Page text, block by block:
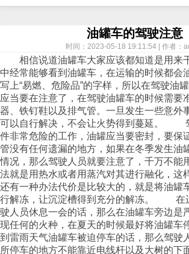
油罐车的驾驶注意
时间：2023-05-18 19:11:54 | 作者：
相信说道油罐车大家应该都知道是用来干嘛的，在日常生活中经常能够看到油罐车，在运输的时候都会油罐车车身上面都会写上“易燃、危险品”的字样，所以在驾驶油罐车的驾驶人员们也应当要在注意了，在驾驶油罐车的时候需要准备三样物品，灭火器、铁钉鞋以及排气管。一旦发生一些意外事故的时候驾驶人员可以自行解决，不会让火势得到蔓延。 驾驶油罐车也是一件非常危险的工作，油罐应当要密封，要保证放油阀门以及放油管没有任何遗漏的地方，如果在冬季发生油罐车的沉淀槽冻结的情况，那么驾驶人员就要注意了，千万不能用火烤，最适当的办法就是用热水或者用蒸汽对其进行融化，这样的效果是最好的，还有一种办法代价是比较大的，就是将油罐车驾驶到一个暖房进行解冻，让沉淀槽得到充分的解冻。 在运输的途中如果驾驶人员休息一会的话，那么在油罐车旁边是严谨抽烟的，不能出现任何的火种，在夏天的时候最好将油罐车停在阴凉处。如果碰到雷雨天气油罐车被迫停车的话，那么驾驶人员记住了，油罐车所停车的地方不能靠近电线杆以及大树的下面，否则很有可能在雨天的发生发生火灾，更严重的还会产生爆炸。除此之外还需要注意的就是如果对油罐车进行检修的话，检修人员身上是不能带有火种的，一切以生命安全为主。 危险品运输的工作虽然危险，但是工资却比同行业的物流人员高很多，这也就验证了那句话“高风险，高利润”。目前有许多人都去报考危险品运输驾驶员执照以及危险品押运员执照，当然了报名也是需要一定的条件的，有意向的朋友们可以来看看。 1、驾驶员须知： 需要准备以下的几种材料：《道路危险货物运输从业人员从业资格考试申请表》以及工作单位的公章，另外还要准备道路运输从业人员资格证件和复印件，这里报考人员要注意了，资格证书应当要满三年以上才有报考资格。此外，身份证、驾驶证都要准备原件以及复印件，一寸照片两张。最重要的一点就是在驾驶的三年内没有发生过重大的责任事故。 2、押运员须知： 应当要事先将下列的资料准备好：身份证原件和复印件，一寸照片两张，还要持有《道路危险货物运输从业人员从业资格考试申请表》以及原工作单位的公章，学历初中以上即可，带复印件就行。 腐蚀品也是危险品当中的一种，在装卸危险品的时候应当要注意了，身体不能有裸露在外的部位接触到腐蚀品，这是非常重要的，具体的装卸原则大家可以来看看下文是怎么说的。 1、装卸作业前应穿戴防护用具防止腐蚀，对于放出有毒气体或烟雾的货物，应当配备防毒面具。 2、仔细检查包装是否完好密封，防止泄漏，特别是防止内包装损坏。 3、装卸作业前应穿戴防腐蚀的防护用品，并穿戴带有面罩的安全冒。对易散发有毒蒸气或烟雾的货物，应配备防毒面具。 4、装载和卸载操作时，应轻轻地，到容器中，以防止损坏。液体腐蚀性物质应承担不堪重负，避免振动，摩擦，易碎货物包装容器的，不拖拉，旋转，碰撞，包装不包括组合套装不得堆放装运。 在进行危险品运输是一件非常危险的事情，在此同时也是运输市场上最为重要，不可缺少的一个部分。危险品运输的专业人士说，危险品运输的安全问题是大家都非常关注的一个问题，稍不小心，就会影响到他人的生活，甚至是整个社会的安全稳定性，所以大家一定的重视起来，做好相应的预防措施，以确保危险品运输的万无一失。 由于危险品所运输的分类是很多的，在此可根据运输的货品不同，运输的要求也是存在着很大的差异，所以，作为运输人员需对所需要运输的货物进行了解，这样才可确保安全送达目的地。 除此之外，还需对运输车辆进行监管，在运输过程中，确保其运输路线，停靠位置及车辆速度等。在此同时，车辆的清洁也是非常重要的，避免再次运输其他货物时，出现什么不利影响和危害。 在进行运输中，哪些是为特殊化的危险品运输呢?据专业人士说，化学品也是危险品中的一员，我们在运输过程前，需做好一切相关的安全措施，以此来避免不会造成对人身的伤害。为此，下面就由专业人士为大家介绍哪些是特殊化的危险品： 一、对于遇热会出现燃烧或是爆炸等情况的危险品，我们在运输时，一定要做好相关的隔热降温的措施，最好是能够选择在夜间运输，以此来避免阳光的直射。 二、对于遇潮，遇水就会出现燃烧，爆炸等情况的危险品，而在进行运输时，大家要查清沿途的天气情况，避免在潮湿或是阴雨天气进行运输，通知还要做好相关的防潮遮雨措施，避免出现意外情况。 三、在危险品装卸的过程中，大家一定要轻拿轻放，以此来避免出现碰撞，摩擦等情况的发生。 危险品运输的过程中驾驶员所起到的作用是非常重要的，有很多的注意事项驾驶员应当要非常的了解，就像在行驶夜路的时候，驾驶员就应该在夜间有照明的道路上行车，不要一会儿踩制动踏板，一会儿向右转动转向盘。如遇到对向车驾驶员使用远光灯，使自己难以看清前方时，豁要减速或停车.这点要特别注意。并且需要预防行车时驾驶疲劳。由于夜间行车驾驶员看不到道路两边的景物，兴奋性刺激物少，容易产生驾驶疲劳，如稍有感觉，应停车休息或下车做些体操运动，不可勉强继续行车，以保安全。 除此之外夜间行车要注意严格控制车速。因夜间行车由亮到暗处时，眼睛适应性差，驶经弯道、坡路、桥梁、窄路和不易看清的地方应降低车速行驶，在繁华街道上的宽虹灯和其他灯光照射刺激驾驶员眼睛，交叉路口附近的霓虹灯对驾驶员辨别交通信号的灯色有影响，特别是遇到雨雪大雾恶劣天气时，更要严格控制车速，并做好随时停车准备。还要注意从左侧横过马路的行人。在城市道路交通繁华地段，有时对向车道上排满等待绿灯通过的车辆，在这种情况下常常有些行人从两车缝隙里跑出，从左向右横过马路，特别是我国城市道路上的路灯，多数都设在道路两侧，道路中心线附近光线较暗，在夜间驾驶车辆不易发现。 最重要的一点就是在夜间行车的时候不要强行超会车。必须超越时，应事先用断续灯光示意，并用喇叭配合，只有确切判断前车表示让路允许超越情况下，方可进行超越，否则会发生事故。而夜间会车时，先要选择安全地段交会，并有主动停让准备，在距来车150m时，要将远光灯改用近光灯，适当掌握车速，让出道路中心线，靠右侧直线行驶。在与来车关闭灯光的瞬间，要注意观察自己行车方向和地形地物.确认无障碍后方可通过。 就像现在这种天气状况的话易燃危险品应在上午10时前，下午3时后运输。凡危险品的盛装容器，发现有渗漏、破损等现象，在耒经改装和采取其他安全措施之前，易引起氧化分解、自燃或爆炸现象，应立即采取自救，向领导、厂方、当地消防部门报告，尽快妥善处理解决。运输化学、危险物品要事先掌握了解货物的性能和消防、消毒等措施，对包装容器、工具和防护设备要认真检查，严禁危险品漏、散和车辆带病运行。在运输、停靠危险区域时，不准吸烟和使用明火。 装运危险物品的车辆不准停在人员稠密、集镇、交通要道、居住区等地主，不准将载有危险品的车辆停放在本单位车间、场内。如确因装卸不及、停车或过夜修理等，应向领导或负责值班人员报告，采取必要的防护措施。从事危险品运输的驾驶员必须持有公安消防部门核发在有效期内的“危险运输证”。严禁将有抵触性能的危险物品混装在一起运输，各种机动车进入危险品库区、场地时，应在消声器上装卸阻火器后，方能进入。从事运输危险品的驾驶员必须具有高度的责任感和事业心，牢固树立对国家企业人民生命财产负责的责任性。 一、出车前。 不具备有效的避雷电、防潮湿条件时，雷雨天气应停止对爆炸品的运输、装卸作业。运输爆炸品应使用厢式货车。厢式货车的车厢内不得有酸、碱、氧化剂等残留物。 二、 运输。 应按公安部门核发的道路通行证所指定的时间、路线等行驶。运输过程中发生火灾时，应尽可能将爆炸品转移到危害最小的区域或进行有效隔离。不能转移、隔离时，应组织人员疏散。施救人员应戴防毒面具。扑救时禁止用沙土等物压盖，不得使用酸碱灭火剂。 三、装卸。 车厢装货总高度不得超过 1.5 米。无外包装的金属桶只能单层摆放，以免压力过大或撞击摩擦引起爆炸。火箭弹和旋上引信的炮弹应横装，与车辆行进方向垂直。凡从 1.5m 以上高度跌落或经过强烈震动的炮弹、引信、火工品等应单独存放，未经鉴定不得装车运输。任何情况下，爆炸品不得配装;装运雷管和炸药的两车不得同时在同一场地进行装卸。严禁接触明火和高温;严禁使用会产生火花的工具、机具。 第一章 总 则 第一条 为规范道路危险货物运输市场秩序，保障人民生命财产安全，保护环境，维护道路危险货物运输各方当事人的合法权益，根据《中华人民共和国道路运输条例》和《危险化学品安全管理条例》等有关法律、行政法规，制定本规定。 第二条 从事道路危险货物运输活动，应当遵守本规定。军事危险货物运输除外。 法律、行政法规对民用爆炸物品、烟花爆竹、放射性物品等特定种类危险货物的道路运输另有规定的，从其规定。 第三条 本规定所称危险货物，是指具有爆炸、易燃、毒害、感染、腐蚀等危险特性，在生产、经营、运输、储存、使用和处置中，容易造成人身伤亡、财产损毁或者环境污染而需要特别防护的物质和物品。危险货物以列入国家标准《危险货物品名表》（GB12268）的为准，未列入《危险货物品名表》的，以有关法律、行政法规的规定或者国务院有关部门公布的结果为准。 本规定所称道路危险货物运输，是指使用载货汽车通过道路运输危险货物的作业全过程。 本规定所称道路危险货物运输车辆，是指满足特定技术条件和要求，从事道路危险货物运输的载货汽车（以下简称专用车辆）。 第四条 危险货物的分类、分项、品名和品名编号应当按照国家标准《危险货物分类和品名编号》（GB6944）、《危险货物品名表》（GB12268）执行。危险货物的危险程度依据国家标准《危险货物运输包装通用技术条件》（GB12463），分为Ⅰ、Ⅱ、Ⅲ等级。 第五条 从事道路危险货物运输应当保障安全，依法运输，诚实信用。 第六条 国家鼓励技术力量雄厚、设备和运输条件好的大型专业危险化学品生产企业从事道路危险货物运输，鼓励道路危险货物运输企业实行集约化、专业化经营，鼓励使用厢式、罐式和集装箱等专用车辆运输危险货物。 第七条 交通运输部主管全国道路危险货物运输管理工作。 县级以上地方人民政府交通运输主管部门负责组织领导本行政区域的道路危险货物运输管理工作。 县级以上道路运输管理机构负责具体实施道路危险货物运输管理工作。 第二章 道路危险货物运输许可 第八条 申请从事道路危险货物运输经营，应当具备下列条件： （一）有符合下列要求的专用车辆及设备： 1.自有专用车辆(挂车除外)5辆以上；运输剧毒化学品、爆炸品的，自有专用车辆(挂车除外)10辆以上。 2.专用车辆技术性能符合国家标准《营运车辆综合性能要求和检验方法》（GB18565）的要求；技术等级达到行业标准《营运车辆技术等级划分和评定要求》（JT/T198）规定的一级技术等级。 3.专用车辆外廓尺寸、轴荷和质量符合国家标准《道路车辆外廓尺寸、轴荷和质量限值》（GB1589）的要求。 4.专用车辆燃料消耗量符合行业标准《营运货车燃料消耗量限值及测量方法》（JT719）的要求。 5.配备有效的通讯工具。 6.专用车辆应当安装具有行驶记录功能的卫星定位装置。 7.运输剧毒化学品、爆炸品、易制爆危险化学品的，应当配备罐式、厢式专用车辆或者压力容器等专用容器。 8.罐式专用车辆的罐体应当经质量检验部门检验合格，且罐体载货后总质量与专用车辆核定载质量相匹配。运输爆炸品、强腐蚀性危险货物的罐式专用车辆的罐体容积不得超过20立方米，运输剧毒化学品的罐式专用车辆的罐体容积不得超过10立方米，但符合国家有关标准的罐式集装箱除外。 9.运输剧毒化学品、爆炸品、强腐蚀性危险货物的非罐式专用车辆，核定载质量不得超过10吨，但符合国家有关标准的集装箱运输专用车辆除外。 10.配备与运输的危险货物性质相适应的安全防护、环境保护和消防设施设备。 （二）有符合下列要求的停车场地： 1.自有或者租借期限为3年以上，且与经营范围、规模相适应的停车场地，停车场地应当位于企业注册地市级行政区域内。 2.运输剧毒化学品、爆炸品专用车辆以及罐式专用车辆，数量为20辆（含）以下的，停车场地面积不低于车辆正投影面积的1.5倍，数量为20辆以上的，超过部分，每辆车的停车场地面积不低于车辆正投影面积；运输其他危险货物的，专用车辆数量为10辆（含）以下的，停车场地面积不低于车辆正投影面积的1.5倍；数量为10辆以上的，超过部分，每辆车的停车场地面积不低于车辆正投影面积。 3.停车场地应当封闭并设立明显标志，不得妨碍居民生活和威胁公共安全。 （三）有符合下列要求的从业人员和安全管理人员： 1．专用车辆的驾驶人员取得相应机动车驾驶证，年龄不超过60周岁。 2．从事道路危险货物运输的驾驶人员、装卸管理人员、押运人员应当经所在地设区的市级人民政府交通运输主管部门考试合格，并取得相应的从业资格证；从事剧毒化学品、爆炸品道路运输的驾驶人员、装卸管理人员、押运人员，应当经考试合格，取得注明为“剧毒化学品运输”或者“爆炸品运输”类别的从业资格证。 3．企业应当配备专职安全管理人员。 （四）有健全的安全生产管理制度： 1.企业主要负责人、安全管理部门负责人、专职安全管理人员安全生产责任制度。 2.从业人员安全生产责任制度。 3.安全生产监督检查制度。 4.安全生产教育培训制度。 5.从业人员、专用车辆、设备及停车场地安全管理制度。 6.应急救援预案制度。 7.安全生产作业规程。 8.安全生产考核与奖惩制度。 9.安全事故报告、统计与处理制度。 第九条 符合下列条件的企事业单位，可以使用自备专用车辆从事为本单位服务的非经营性道路危险货物运输： （一）属于下列企事业单位之一： 1．省级以上安全生产监督管理部门批准设立的生产、使用、储存危险化学品的企业。 2．有特殊需求的科研、军工等企事业单位。 （二）具备第八条规定的条件，但自有专用车辆(挂车除外)的数量可以少于5辆。 第十条 申请从事道路危险货物运输经营的企业，应当向所在地设区的市级道路运输管理机构提出申请，并提交以下材料： （一）《道路危险货物运输经营申请表》，包括申请人基本信息、申请运输的危险货物范围（类别、项别或品名，如果为剧毒化学品应当标注“剧毒”）等内容。 （二）拟担任企业法定代表人的投资人或者负责人的身份证明及其复印件，经办人身份证明及其复印件和书面委托书。 （三）企业章程文本。 （四）证明专用车辆、设备情况的材料，包括： 1.未购置专用车辆、设备的，应当提交拟投入专用车辆、设备承诺书。承诺书内容应当包括车辆数量、类型、技术等级、总质量、核定载质量、车轴数以及车辆外廓尺寸；通讯工具和卫星定位装置配备情况；罐式专用车辆的罐体容积；罐式专用车辆罐体载货后的总质量与车辆核定载质量相匹配情况；运输剧毒化学品、爆炸品、易制爆危险化学品的专用车辆核定载质量等有关情况。承诺期限不得超过1年。 2.已购置专用车辆、设备的，应当提供车辆行驶证、车辆技术等级证明或者车辆综合性能检测技术合格证明；通讯工具和卫星定位装置配备；罐式专用车辆的罐体检测合格证或者检测报告及复印件等有关材料。 （五）拟聘用专职安全管理人员、驾驶人员、装卸管理人员、押运人员的，应当提交拟聘用承诺书，承诺期限不得超过1年；已聘用的应当提交从业资格证及其复印件以及驾驶证及其复印件。 （六）停车场地的土地使用证、租借合同、场地平面图等材料。 （七）相关安全防护、环境保护、消防设施设备的配备情况清单。 （八）有关安全生产管理制度文本。 第十一条 申请从事非经营性道路危险货物运输的单位，向所在地设区的市级道路运输管理机构提出申请时，除提交第十条第（四）项至第（八）项规定的材料外，还应当提交以下材料： （一）《道路危险货物运输申请表》，包括申请人基本信息、申请运输的物品范围（类别、项别或品名，如果为剧毒化学品应当标注“剧毒”）等内容。 （二）下列形式之一的单